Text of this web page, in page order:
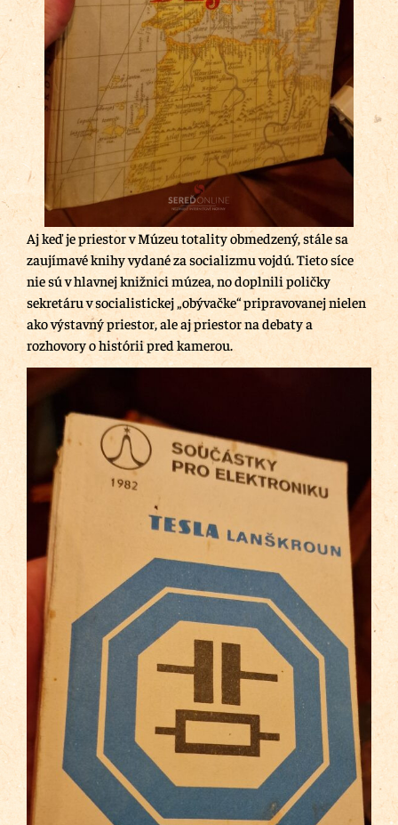
Aj keď je priestor v Múzeu totality obmedzený, stále sa
zaujímavé knihy vydané za socializmu vojdú. Tieto síce
nie sú v hlavnej knižnici múzea, no doplnili poličky
sekretáru v socialistickej „obývačke“ pripravovanej nielen
ako výstavný priestor, ale aj priestor na debaty a
rozhovory o histórii pred kamerou.